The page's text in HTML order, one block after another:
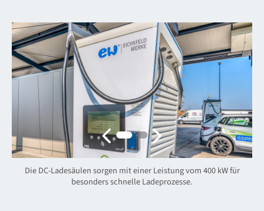
Die DC-Ladesäulen sorgen mit einer Leistung vom 400 kW für
besonders schnelle Ladeprozesse.